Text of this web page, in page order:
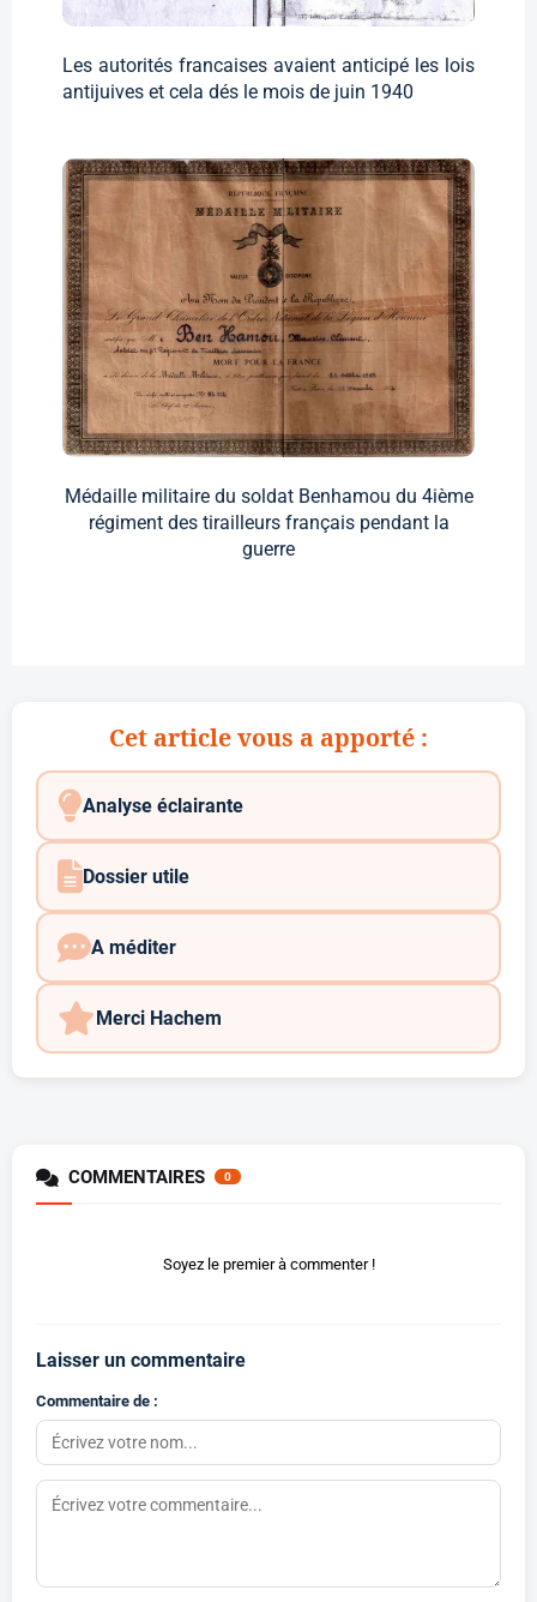
Les autorités francaises avaient anticipé les lois
antijuives et cela dés le mois de juin 1940
Médaille militaire du soldat Benhamou du 4ième
régiment des tirailleurs français pendant la
guerre
Cet article vous a apporté :
Analyse éclairante
Dossier utile
A méditer
Merci Hachem
COMMENTAIRES 0
Soyez le premier à commenter !
Laisser un commentaire
Commentaire de :